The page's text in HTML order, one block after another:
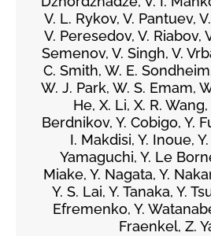
V. L. Rykov, V. Pantuev,
V. Peresedov, V. Riabov,
Semenov, V. Singh, V.
C. Smith, W. E.
W. J. Park, W. S. Emam,
He, X. Li, X. R. Wang,
Berdnikov, Y. Cobigo, Y.
I. Makdisi, Y. Inoue,
Yamaguchi, Y. Le
Miake, Y. Nagata, Y.
Y. S. Lai, Y. Tanaka, Y.
Efremenko, Y.
Fraenkel, Z.